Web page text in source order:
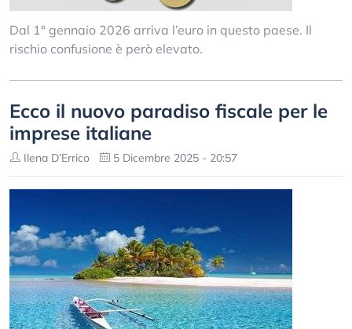
Dal 1° gennaio 2026 arriva l’euro in questo paese. Il
rischio confusione è però elevato.
Ecco il nuovo paradiso fiscale per le
imprese italiane
Ilena D’Errico 5 Dicembre 2025 - 20:57